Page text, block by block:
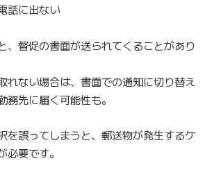
話に出ない
、督促の書面が送られてくることがあり
れない場合は、書面での通知に切り替え
務先に届く可能性も。
を誤ってしまうと、郵送物が発生するケ
必要です。